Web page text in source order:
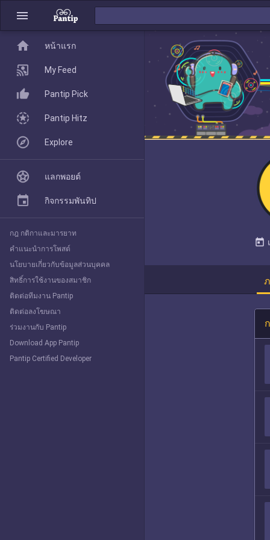
menu
today
home
Pantip Pick
Explore
home หน้าแรก
My Feed
Pantip Pick
Pantip Hitz
Explore
แลกพอยต์
กิจกรรมพันทิป
กฎ กติกาและมารยาท
คำแนะนำการโพสต์
นโยบายเกี่ยวกับข้อมูลส่วนบุคคล
สิทธิ์การใช้งานของสมาชิก
ติดต่อทีมงาน Pantip
ติดต่อลงโฆษณา
ร่วมงานกับ Pantip
Download App Pantip
Pantip Certified Developer